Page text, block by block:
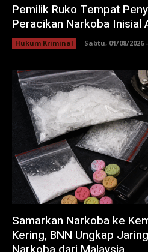
Pemilik Ruko Tempat
Peracikan Narkoba Inisial
Hukum Kriminal Sabtu, 01/08/2026
Samarkan Narkoba ke
Kering, BNN Ungkap